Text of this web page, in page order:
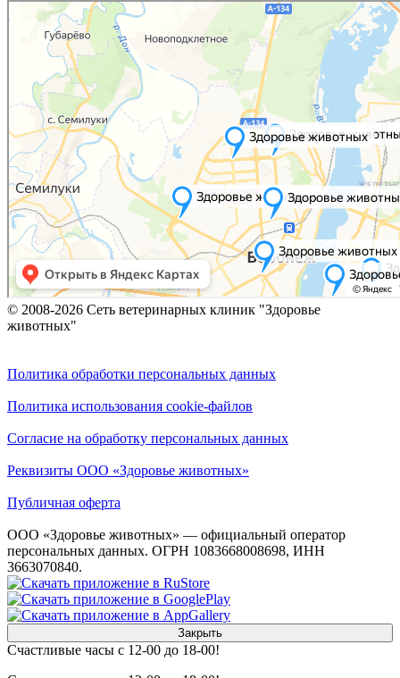
© 2008-2026 Сеть ветеринарных клиник "Здоровье
животных"
Политика обработки персональных данных
Политика использования cookie-файлов
Согласие на обработку персональных данных
Реквизиты ООО «Здоровье животных»
Публичная оферта
ООО «Здоровье животных» — официальный оператор
персональных данных. ОГРН 1083668008698, ИНН
3663070840.
Закрыть
Счастливые часы с 12-00 до 18-00!